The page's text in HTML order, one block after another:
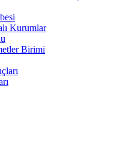
Kurumlar
Birimi